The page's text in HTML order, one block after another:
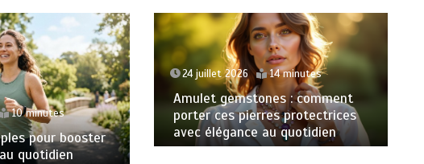
10 minutes
pour booster
quotidien
24 juillet 2026 14 minutes
Amulet gemstones : comment
porter ces pierres protectrices
avec élégance au quotidien